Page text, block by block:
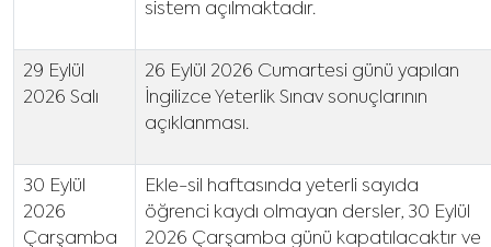
sistem açılmaktadır.
29 Eylül
2026 Salı
26 Eylül 2026 Cumartesi günü yapılan
İngilizce Yeterlik Sınav sonuçlarının
açıklanması.
30 Eylül
2026
Çarşamba
Ekle-sil haftasında yeterli sayıda
öğrenci kaydı olmayan dersler, 30 Eylül
2026 Çarşamba günü kapatılacaktır ve